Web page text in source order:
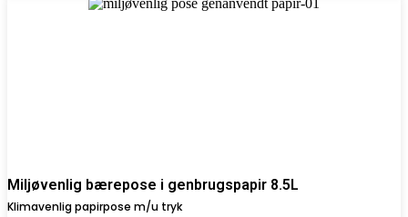
Miljøvenlig bærepose i genbrugspapir 8.5L
Klimavenlig papirpose m/u tryk